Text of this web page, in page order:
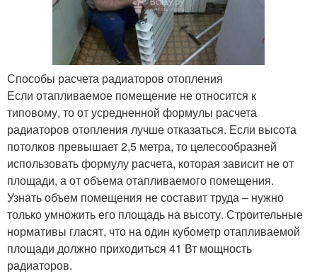
Способы расчета радиаторов отопления
Если отапливаемое помещение не относится к
типовому, то от усредненной формулы расчета
радиаторов отопления лучше отказаться. Если высота
потолков превышает 2,5 метра, то целесообразней
использовать формулу расчета, которая зависит не от
площади, а от объема отапливаемого помещения.
Узнать объем помещения не составит труда – нужно
только умножить его площадь на высоту. Строительные
нормативы гласят, что на один кубометр отапливаемой
площади должно приходиться 41 Вт мощность
радиаторов.